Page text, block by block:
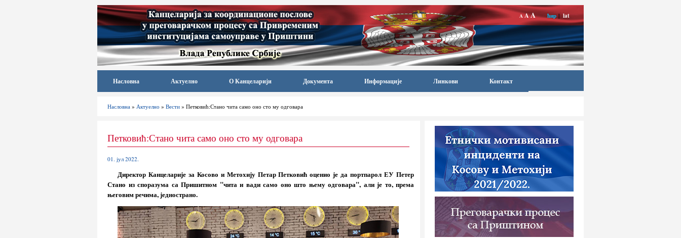
A AA ћир|lat
Насловна Актуелно О Канцеларији Документа Информације Линкови Контакт
Насловна » Актуелно » Вести » Петковић:Стано чита само оно сто му одговара
Петковић:Стано чита само оно сто му одговара
01. јул 2022.
Директор Канцеларије за Косово и Метохију Петар Петковић оценио је да портпарол ЕУ Петер
Стано из споразума са Пришитном "чита и вади само оно што њему одговара", али је то, према
његовим речима, једнострано.